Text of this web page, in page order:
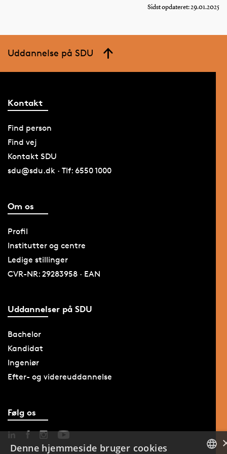
Sidst opdateret: 29.01.2025
Uddannelse på SDU
Kontakt
Find person
Find vej
Kontakt SDU
sdu@sdu.dk · Tlf: 6550 1000
Om os
Profil
Institutter og centre
Ledige stillinger
CVR-NR: 29283958 · EAN
Uddannelser på SDU
Bachelor
Kandidat
Ingeniør
Efter- og videreuddannelse
Følg os
Denne hjemmeside bruger cookies